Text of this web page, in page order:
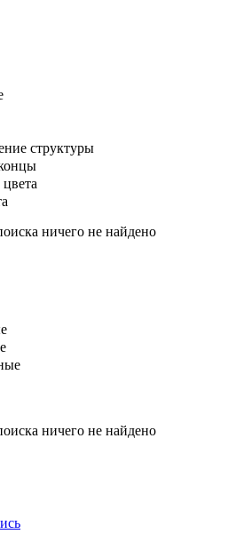
структуры
ничего не найдено
ничего не найдено